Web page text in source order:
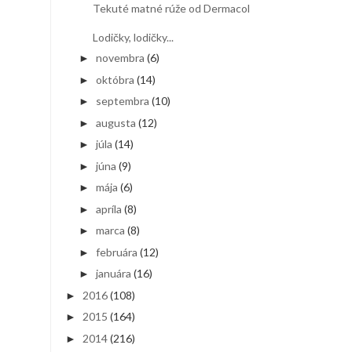
Tekuté matné rúže od Dermacol
Lodičky, lodičky...
► novembra (6)
► októbra (14)
► septembra (10)
► augusta (12)
► júla (14)
► júna (9)
► mája (6)
► apríla (8)
► marca (8)
► februára (12)
► januára (16)
► 2016(108)
► 2015 (164)
► 2014(216)